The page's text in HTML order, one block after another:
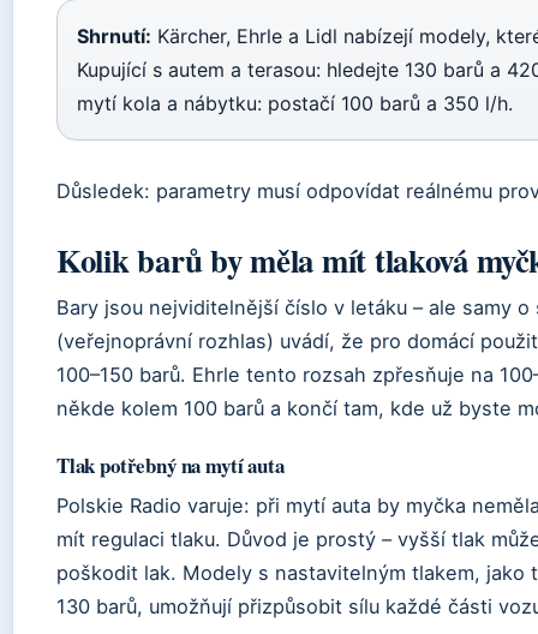
Shrnutí: Kärcher, Ehrle a Lidl nabízejí modely,
Kupující s autem a terasou: hledejte 130 barů a
mytí kola a nábytku: postačí 100 barů a 350 l/h.
Důsledek: parametry musí odpovídat reálnému
Kolik barů by měla mít tlaková
Bary jsou nejviditelnější číslo v letáku – ale samy
(veřejnoprávní rozhlas) uvádí, že pro domácí
100–150 barů. Ehrle tento rozsah zpřesňuje na
někde kolem 100 barů a končí tam, kde už byste
Tlak potřebný na mytí auta
Polskie Radio varuje: při mytí auta by myčka
mít regulaci tlaku. Důvod je prostý – vyšší tlak
poškodit lak. Modely s nastavitelným tlakem, jako
130 barů, umožňují přizpůsobit sílu každé části